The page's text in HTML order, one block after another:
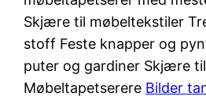
Skjære til møbeltekstiler
stoff Feste knapper og
puter og gardiner Skjære
Møbeltapetserere Bilder